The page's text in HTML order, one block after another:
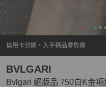
信用卡分期・入手精品零負擔
Bvlgari 絕版品 750白K金
BVLGARI